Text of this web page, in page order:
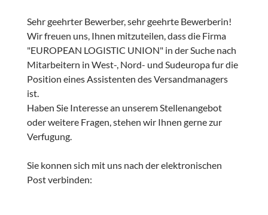
Sehr geehrter Bewerber, sehr geehrte Bewerberin!
Wir freuen uns, Ihnen mitzuteilen, dass die Firma
"EUROPEAN LOGISTIC UNION" in der Suche nach
Mitarbeitern in West-, Nord- und Sudeuropa fur die
Position eines Assistenten des Versandmanagers
ist.
Haben Sie Interesse an unserem Stellenangebot
oder weitere Fragen, stehen wir Ihnen gerne zur
Verfugung.
Sie konnen sich mit uns nach der elektronischen
Post verbinden: